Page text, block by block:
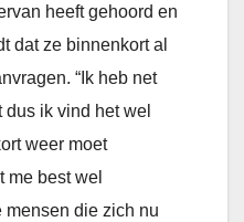
heeft gehoord en
dat ze binnenkort al
“Ik heb net
ik vind het wel
weer moet
me best wel
die zich nu